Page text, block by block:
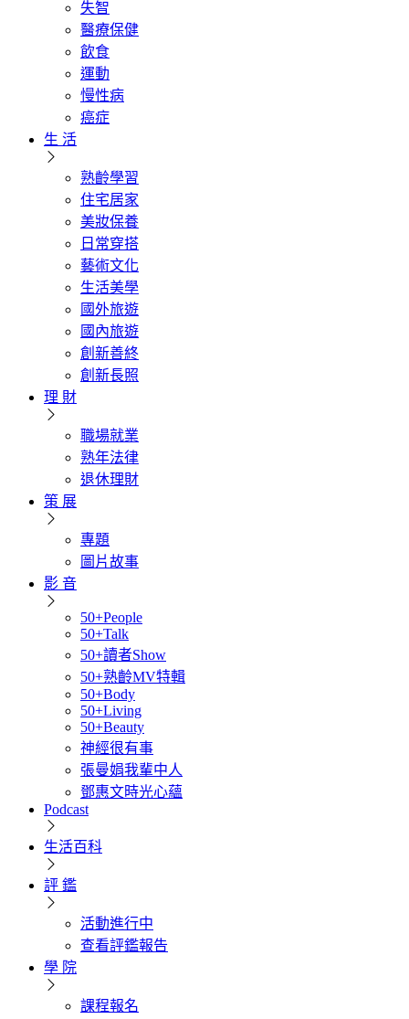
失智
醫療保健
飲食
運動
慢性病
癌症
生 活
熟齡學習
住宅居家
美妝保養
日常穿搭
藝術文化
生活美學
國外旅遊
國內旅遊
創新善終
創新長照
理 財
職場就業
熟年法律
退休理財
策 展
專題
圖片故事
影 音
50+People
50+Talk
50+讀者Show
50+熟齡MV特輯
50+Body
50+Living
50+Beauty
神經很有事
張曼娟我輩中人
鄧惠文時光心蘊
Podcast
生活百科
評 鑑
活動進行中
查看評鑑報告
學 院
課程報名